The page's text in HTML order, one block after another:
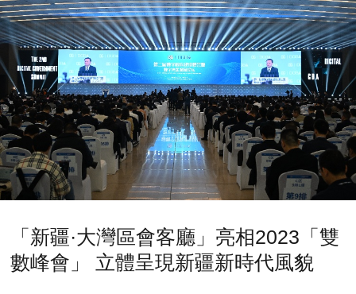
「新疆·大灣區會客廳」亮相2023「雙
數峰會」 立體呈現新疆新時代風貌